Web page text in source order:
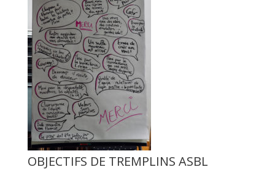
OBJECTIFS DE TREMPLINS ASBL